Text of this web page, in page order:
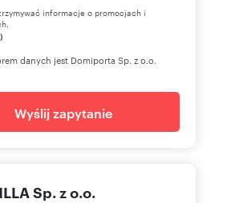
informacje o promocjach i
danych jest Domiporta Sp. z o.o.
Wyślij zapytanie
Sp. z o.o.